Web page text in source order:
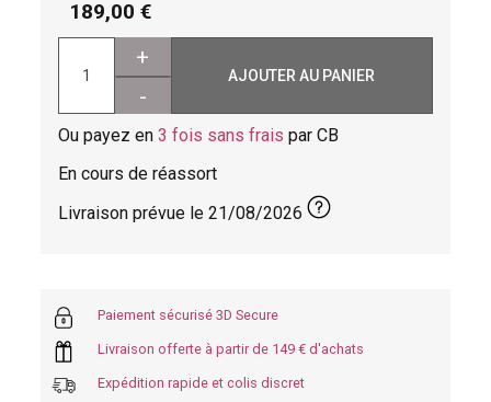
189,00
+
-
AJOUTER AU PANIER
Ou payez en3 fois sans frais par CB
En cours de réassort
Livraison prévue le21/08/2026
Paiement sécurisé 3D Secure
Livraison offerte à partir de 149 € d'achats
Expédition rapide et colis discret